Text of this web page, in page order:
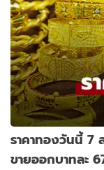
ราคาทองวันนี้ 7
ขายออกบาทละ